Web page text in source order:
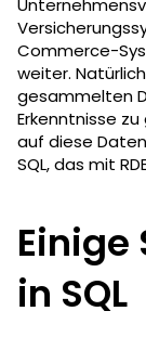
Commerce-
weiter.
gesammelten
Erkenntnisse
auf diese
SQL, das mit
Einige
in SQL